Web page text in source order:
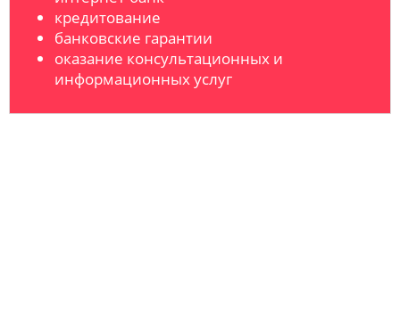
кредитование
банковские гарантии
оказание консультационных и
информационных услуг